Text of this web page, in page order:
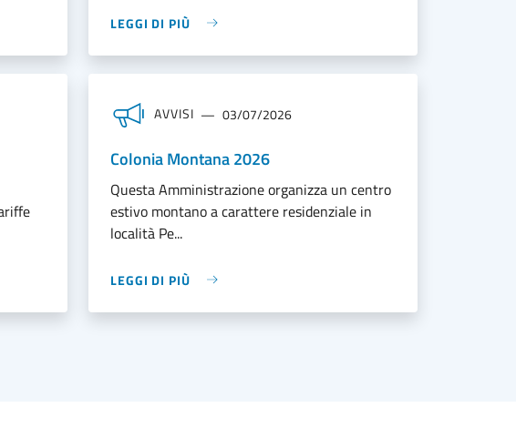
LEGGI DI PIÙ
AVVISI 03/07/2026
Colonia Montana 2026
Questa Amministrazione organizza un centro
estivo montano a carattere residenziale in
località Pe...
LEGGI DI PIÙ